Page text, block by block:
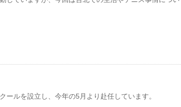
ールを設立し、今年の5月より赴任しています。